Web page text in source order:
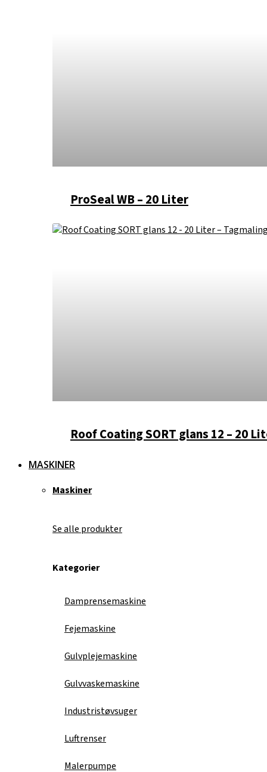
ProSeal WB – 20 Liter
Roof Coating SORT glans 12 – 20
MASKINER
Maskiner
Se alle produkter
Kategorier
Damprensemaskine
Fejemaskine
Gulvplejemaskine
Gulvvaskemaskine
Industristøvsuger
Luftrenser
Malerpumpe